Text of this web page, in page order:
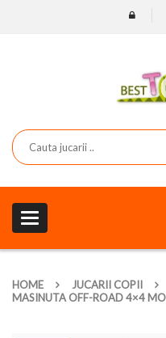
Toggle
navigation
HOME JUCARII COPII
MASINUTA OFF-ROAD 4×4